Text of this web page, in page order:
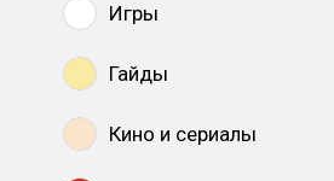
Игры
Гайды
Кино и сериалы